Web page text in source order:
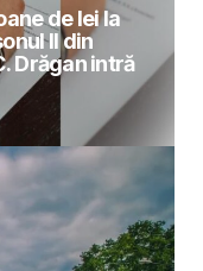
de lei la
II din
Drăgan intră